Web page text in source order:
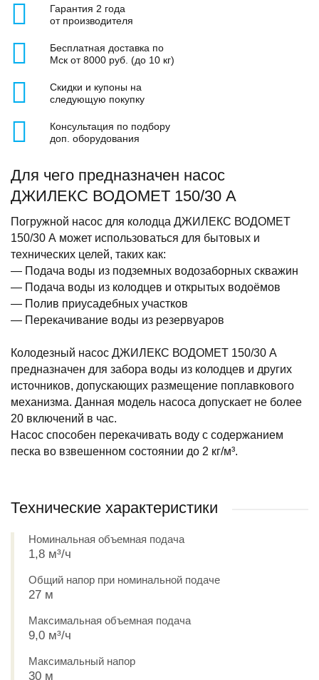
Гарантия 2 года
от производителя
Бесплатная доставка по
Мск от 8000 руб. (до 10 кг)
Скидки и купоны на
следующую покупку
Консультация по подбору
доп. оборудования
Для чего предназначен насос
ДЖИЛЕКС ВОДОМЕТ 150/30 А
Погружной насос для колодца ДЖИЛЕКС ВОДОМЕТ
150/30 А может использоваться для бытовых и
технических целей, таких как:
— Подача воды из подземных водозаборных скважин
— Подача воды из колодцев и открытых водоёмов
— Полив приусадебных участков
— Перекачивание воды из резервуаров
Колодезный насос ДЖИЛЕКС ВОДОМЕТ 150/30 А
предназначен для забора воды из колодцев и других
источников, допускающих размещение поплавкового
механизма. Данная модель насоса допускает не более
20 включений в час.
Насос способен перекачивать воду с содержанием
песка во взвешенном состоянии до 2 кг/м³.
Технические характеристики
Номинальная объемная подача
1,8 м³/ч
Общий напор при номинальной подаче
27 м
Максимальная объемная подача
9,0 м³/ч
Максимальный напор
30 м